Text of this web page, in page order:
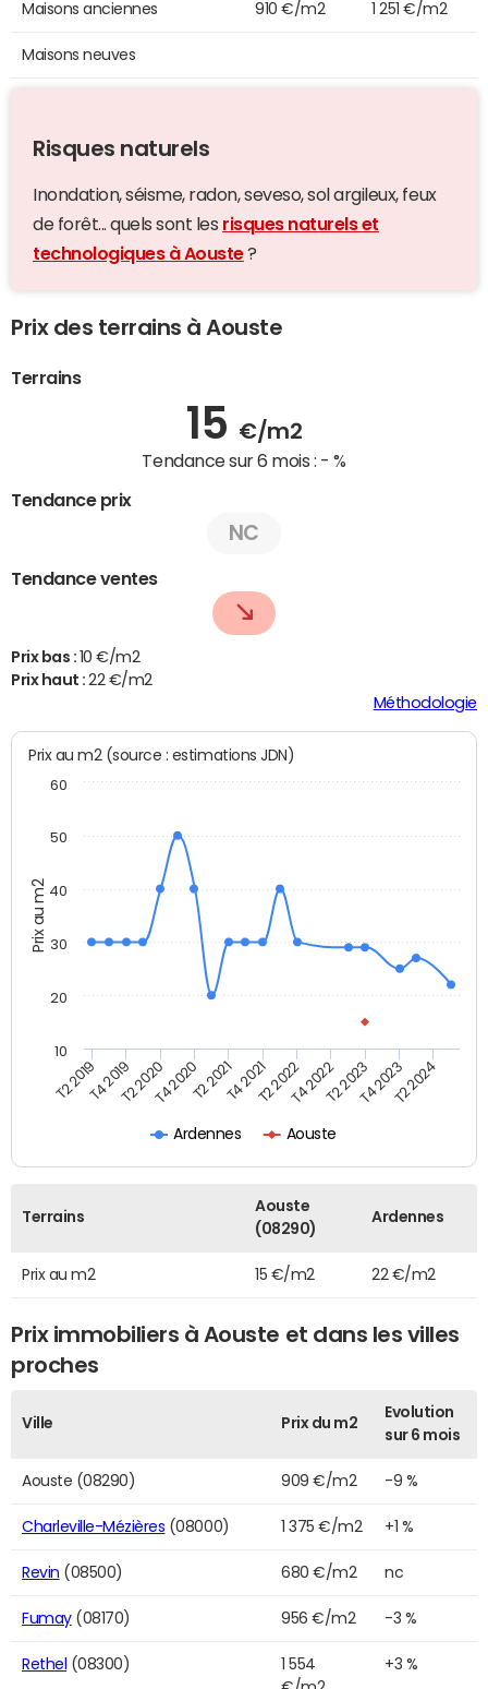
Maisons anciennes 910 €/m2 1 251 €/m2
Maisons neuves
Risques naturels
Inondation, séisme, radon, seveso, sol argileux, feux
de forêt... quels sont les risques naturels et
technologiques à Aouste?
Prix des terrains à Aouste
Terrains
15 €/m2
Tendance sur 6 mois : - %
Tendance prix
NC
Tendance ventes
Prix bas : 10 €/m2
Prix haut :22 €/m2
Méthodologie
Prix au m2
Prix au m2 (source : estimations JDN)
Ardennes Aouste
T2 2019T4 2019T2 2020T4 2020T2 2021T4 2021T2 2022T4 2022T2 2023T4 2023T2 2024
10
20
30
40
50
60
Terrains
Aouste
(08290)
Ardennes
Prix au m2 15 €/m2 22 €/m2
Prix immobiliers à Aouste et dans les villes
proches
Ville Prix du m2
Evolution
sur 6 mois
Aouste (08290) 909 €/m2 -9 %
Charleville-Mézières (08000) 1 375 €/m2 +1 %
Revin (08500) 680 €/m2 nc
Fumay(08170) 956 €/m2 -3 %
Rethel (08300)
1 554
+3 %